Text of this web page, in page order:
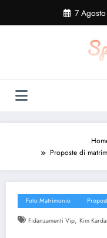
contenuto
7
Proposte di
Foto Matrimonio
Fidanzamenti Vip, Kim